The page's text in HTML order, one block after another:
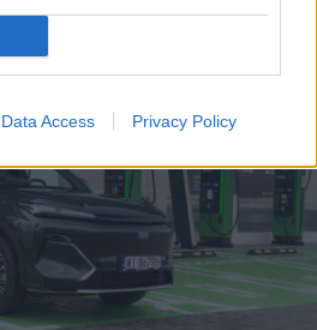
Data Access Privacy Policy